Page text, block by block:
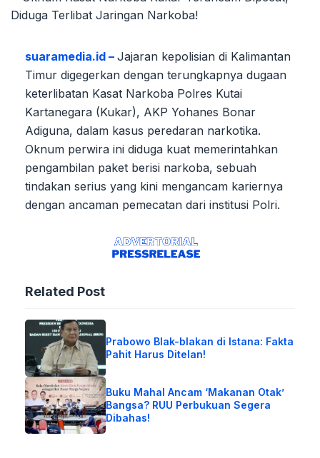
suaramedia.id – Jajaran kepolisian di Kalimantan
Timur digegerkan dengan terungkapnya dugaan
keterlibatan Kasat Narkoba Polres Kutai
Kartanegara (Kukar), AKP Yohanes Bonar
Adiguna, dalam kasus peredaran narkotika.
Oknum perwira ini diduga kuat memerintahkan
pengambilan paket berisi narkoba, sebuah
tindakan serius yang kini mengancam kariernya
dengan ancaman pemecatan dari institusi Polri.
Related Post
Prabowo Blak-blakan di Istana: Fakta
Pahit Harus Ditelan!
Buku Mahal Ancam ‘Makanan Otak’
Bangsa? RUU Perbukuan Segera
Dibahas!